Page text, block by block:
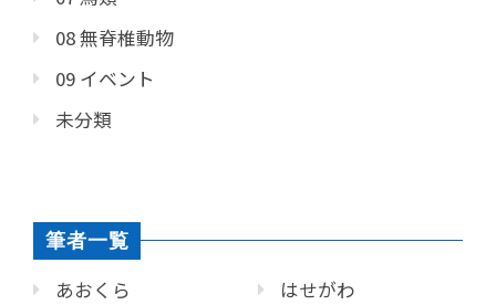
08 無脊椎動物
09 イベント
未分類
筆者一覧
あおくら
はせがわ